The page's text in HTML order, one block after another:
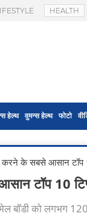
HEALTH
हेल्थ वुमन्स हेल्थ फोटो
के सबसे आसान टॉप
टॉप 10
को लगभग